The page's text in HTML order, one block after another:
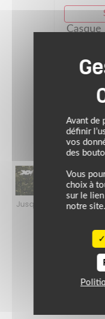
Jusqu’au 24 août
le plein de
Avant de
définir
vos
des
Vous
choix à
sur le
notre site.